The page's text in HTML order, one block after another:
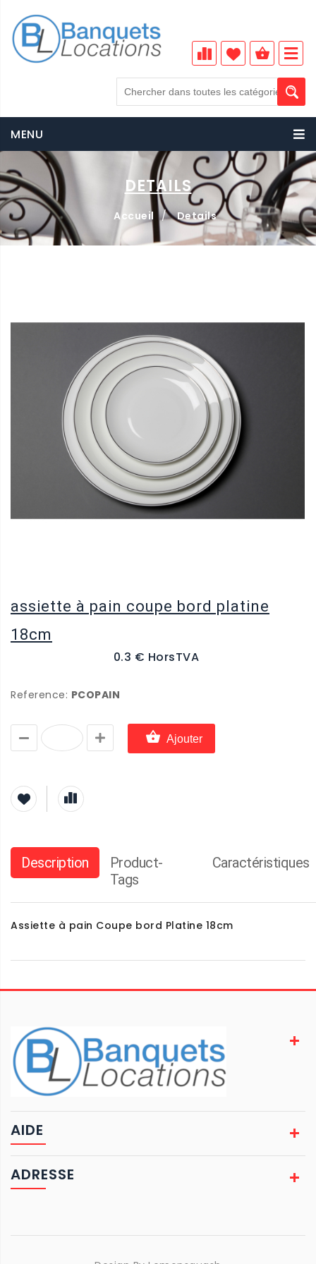
MENU
DETAILS
Accueil / Details
assiette à pain coupe bord platine
18cm
0.3 € HorsTVA
Reference: PCOPAIN
Ajouter
Description
Product-
Tags
Caractéristiques
Assiette à pain Coupe bord Platine 18cm
AIDE
ADRESSE